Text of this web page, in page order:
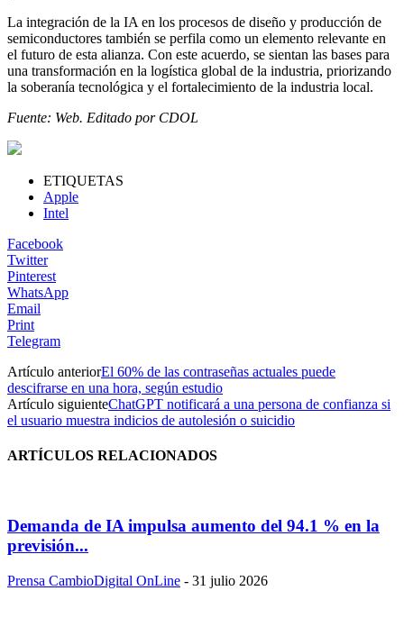
La integración de la IA en los procesos de diseño y producción de
semiconductores también se perfila como un elemento relevante en
el futuro de esta alianza. Con este acuerdo, se sientan las bases para
una transformación en la logística global de la industria, priorizando
la soberanía tecnológica y el fortalecimiento de la industria local.
Fuente: Web. Editado por CDOL
ETIQUETAS
Apple
Intel
Facebook
Twitter
Pinterest
WhatsApp
Email
Print
Telegram
Artículo anteriorEl 60% de las contraseñas actuales puede
descifrarse en una hora, según estudio
Artículo siguienteChatGPT notificará a una persona de confianza si
el usuario muestra indicios de autolesión o suicidio
ARTÍCULOS RELACIONADOS
Demanda de IA impulsa aumento del 94.1 % en la
previsión...
Prensa CambioDigital OnLine - 31 julio 2026